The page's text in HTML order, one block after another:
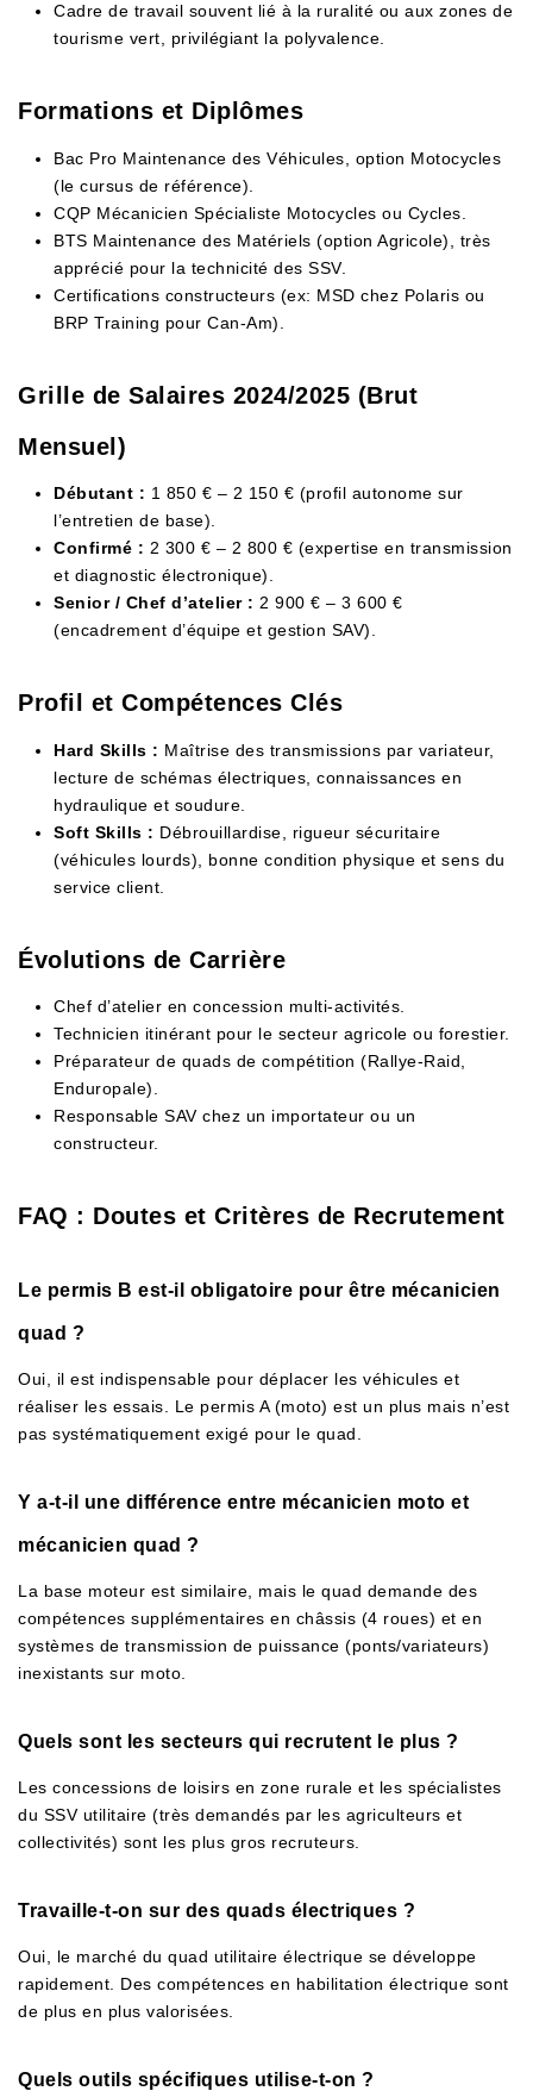
Cadre de travail souvent lié à la ruralité ou aux zones de
tourisme vert, privilégiant la polyvalence.
Formations et Diplômes
Bac Pro Maintenance des Véhicules, option Motocycles
(le cursus de référence).
CQP Mécanicien Spécialiste Motocycles ou Cycles.
BTS Maintenance des Matériels (option Agricole), très
apprécié pour la technicité des SSV.
Certifications constructeurs (ex: MSD chez Polaris ou
BRP Training pour Can-Am).
Grille de Salaires 2024/2025 (Brut
Mensuel)
Débutant : 1 850 € – 2 150 € (profil autonome sur
l’entretien de base).
Confirmé : 2 300 € – 2 800 € (expertise en transmission
et diagnostic électronique).
Senior / Chef d’atelier : 2 900 € – 3 600 €
(encadrement d’équipe et gestion SAV).
Profil et Compétences Clés
Hard Skills : Maîtrise des transmissions par variateur,
lecture de schémas électriques, connaissances en
hydraulique et soudure.
Soft Skills : Débrouillardise, rigueur sécuritaire
(véhicules lourds), bonne condition physique et sens du
service client.
Évolutions de Carrière
Chef d’atelier en concession multi-activités.
Technicien itinérant pour le secteur agricole ou forestier.
Préparateur de quads de compétition (Rallye-Raid,
Enduropale).
Responsable SAV chez un importateur ou un
constructeur.
FAQ : Doutes et Critères de Recrutement
Le permis B est-il obligatoire pour être mécanicien
quad ?
Oui, il est indispensable pour déplacer les véhicules et
réaliser les essais. Le permis A (moto) est un plus mais n’est
pas systématiquement exigé pour le quad.
Y a-t-il une différence entre mécanicien moto et
mécanicien quad ?
La base moteur est similaire, mais le quad demande des
compétences supplémentaires en châssis (4 roues) et en
systèmes de transmission de puissance (ponts/variateurs)
inexistants sur moto.
Quels sont les secteurs qui recrutent le plus ?
Les concessions de loisirs en zone rurale et les spécialistes
du SSV utilitaire (très demandés par les agriculteurs et
collectivités) sont les plus gros recruteurs.
Travaille-t-on sur des quads électriques ?
Oui, le marché du quad utilitaire électrique se développe
rapidement. Des compétences en habilitation électrique sont
de plus en plus valorisées.
Quels outils spécifiques utilise-t-on ?